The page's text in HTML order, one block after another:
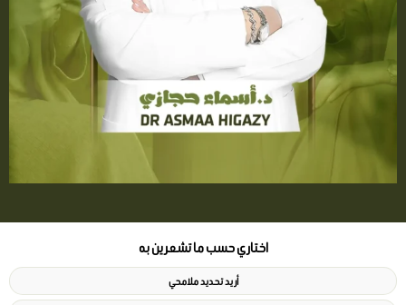
اختاري حسب ما تشعرين به
أريد تحديد ملامحي